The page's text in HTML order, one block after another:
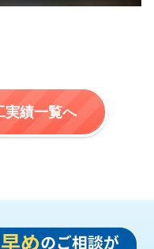
実績一覧へ